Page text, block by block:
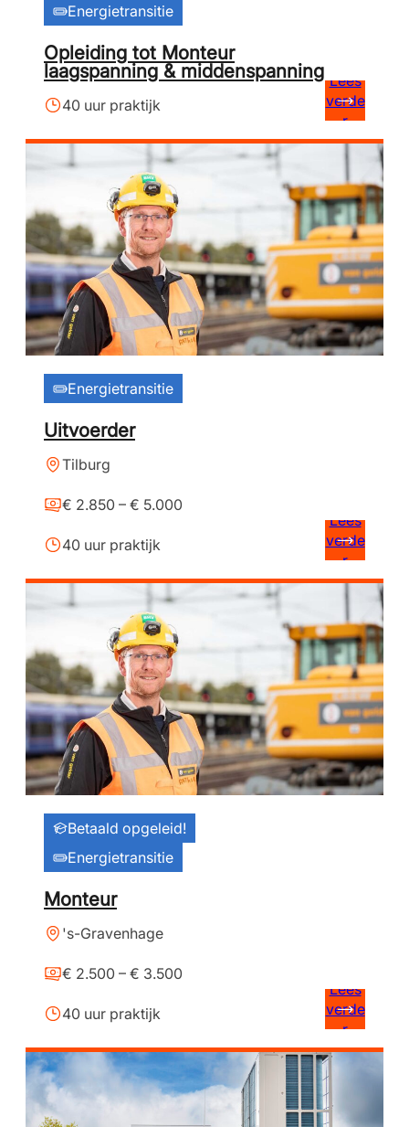
Energietransitie
Opleiding tot Monteur
laagspanning & middenspanning
40 uur praktijk
Lees
verde
r
Energietransitie
Uitvoerder
Tilburg
€ 2.850 – € 5.000
40 uur praktijk
Lees
verde
r
Betaald opgeleid!
Energietransitie
Monteur
's-Gravenhage
€ 2.500 – € 3.500
40 uur praktijk
Lees
verde
r